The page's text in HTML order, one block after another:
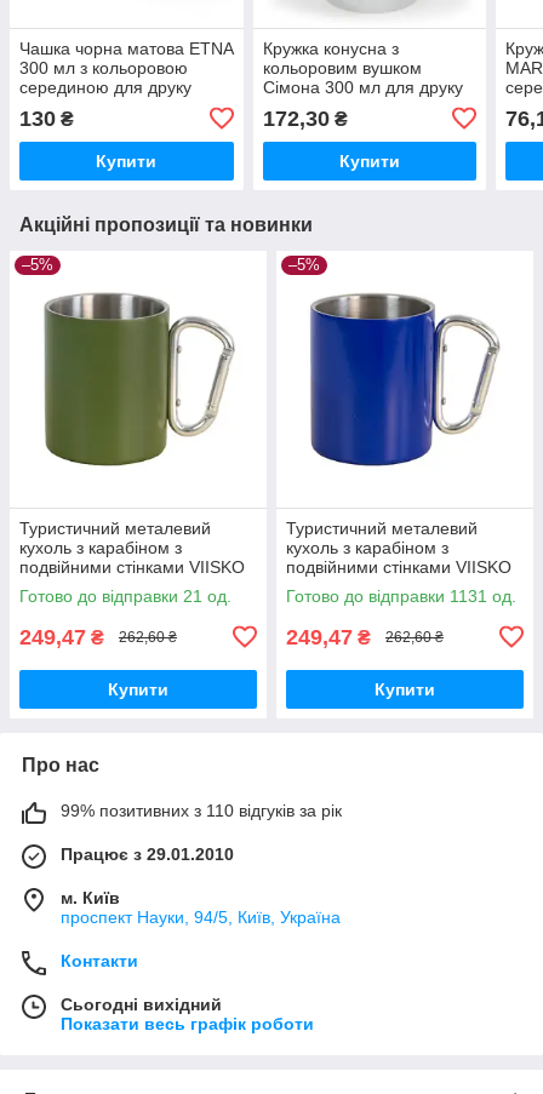
Чашка чорна матова ETNA
300 мл з кольоровою
серединою для друку
130 ₴
Купити
Кружка конусна з
кольоровим вушком
Сімона 300 мл для друку
172,30₴
Купити
Акційні пропозиції та новинки
–5%
Туристичний металевий
кухоль з карабіном з
подвійними стінками VIISKO
300 мл хакі
Готово до відправки 21 од.
249,47 ₴ 262,60 ₴
Купити
–5%
Туристичний металевий
кухоль з карабіном з
подвійними стінками VIISKO
300 мл синій
Готово до відправки 1131 од.
249,47 ₴ 262,60 ₴
Купити
Про нас
99% позитивних з 110 відгуків за рік
Працює з 29.01.2010
м. Київ
проспект Науки, 94/5, Київ, Україна
Контакти
Сьогодні вихідний
Показати весь графік роботи